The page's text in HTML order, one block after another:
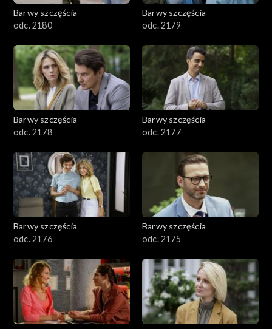
Barwy szczęścia
odc. 2180
Barwy szczęścia
odc. 2179
Barwy szczęścia
odc. 2178
Barwy szczęścia
odc. 2177
Barwy szczęścia
odc. 2176
Barwy szczęścia
odc. 2175